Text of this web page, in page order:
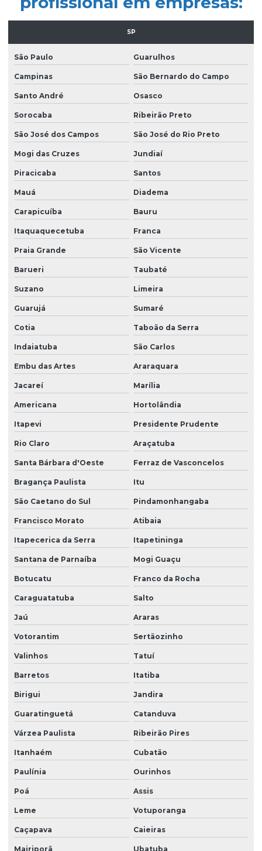
Empresa de limpeza pós obra são paulo
Empresa de limpeza terceirizada
Empresa de limpeza de vidros
Empresa limpeza de vidros em altura
Empresa de limpeza de vidros e fachadas
Empresa de limpeza de vidros e fachadas sp
Empresa de limpeza de vidros e janelas
Empresa de manutenção predial
Empresa de portaria e limpeza
Empresa de portaria e recepção
Empresa de serviço terceirizado
Empresa de serviços terceirizados
Empresa de serviços terceirizados de limpeza
Empresa de terceirização de limpeza
Empresa de terceirização de mão de obra
Empresa terceirização recepcionista
Empresa de terceirização de serviços gerais
Empresa de terceirização de serviços de limpeza
Empresa terceirização de zelador
Empresa terceirizada portaria
Empresa de zeladoria e portaria
Empresas de limpeza zeladoria
Empresas de portaria virtual
Empresas de recepção e atendimento
Facilities condominio
Facilities limpeza
Facilities serviços
Facilities terceirização
Facility empresa terceirizada
Facility limpeza e conservação
Facility services limpeza
Facility serviços terceirizados
SP
São Paulo Guarulhos
Campinas São Bernardo do Campo
Santo André Osasco
Sorocaba Ribeirão Preto
São José dos Campos São José do Rio Preto
Mogi das Cruzes Jundiaí
Piracicaba Santos
Mauá Diadema
Carapicuíba Bauru
Itaquaquecetuba Franca
Praia Grande São Vicente
Barueri Taubaté
Suzano Limeira
Guarujá Sumaré
Cotia Taboão da Serra
Indaiatuba São Carlos
Embu das Artes Araraquara
Jacareí Marília
Americana Hortolândia
Itapevi Presidente Prudente
Rio Claro Araçatuba
Santa Bárbara d'Oeste Ferraz de Vasconcelos
Bragança Paulista Itu
São Caetano do Sul Pindamonhangaba
Francisco Morato Atibaia
Itapecerica da Serra Itapetininga
Santana de Parnaíba Mogi Guaçu
Botucatu Franco da Rocha
Caraguatatuba Salto
Jaú Araras
Votorantim Sertãozinho
Valinhos Tatuí
Barretos Itatiba
Birigui Jandira
Guaratinguetá Catanduva
Várzea Paulista Ribeirão Pires
Itanhaém Cubatão
Paulínia Ourinhos
Poá Assis
Leme Votuporanga
Caçapava Caieiras
Mairiporã Ubatuba